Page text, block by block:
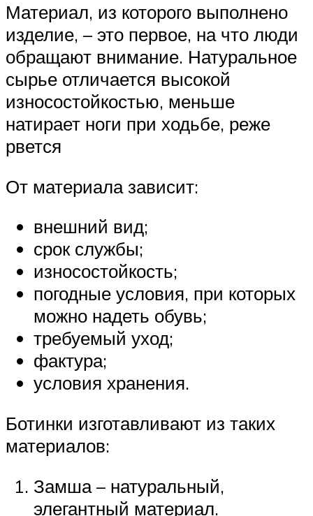
Материал, из которого выполнено
изделие, – это первое, на что люди
обращают внимание. Натуральное
сырье отличается высокой
износостойкостью, меньше
натирает ноги при ходьбе, реже
рвется
От материала зависит:
внешний вид;
срок службы;
износостойкость;
погодные условия, при которых
можно надеть обувь;
требуемый уход;
фактура;
условия хранения.
Ботинки изготавливают из таких
материалов:
Замша – натуральный,
элегантный материал.